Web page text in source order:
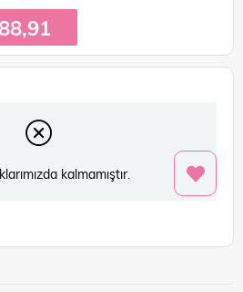
kalmamıştır.